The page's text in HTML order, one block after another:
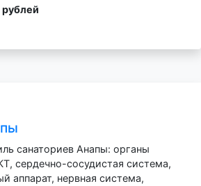
санаториев Анапы: органы
сердечно-сосудистая система,
аппарат, нервная система,